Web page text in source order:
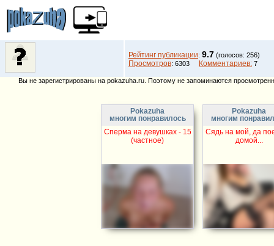
Рейтинг публикации: 9.7 (голосов: 256)
Просмотров: 6303 Комментариев: 7
Вы не зарегистрированы на pokazuha.ru. Поэтому не запоминаются
Pokazuha
многим понравилось
Сперма на девушках - 15
(частное)
Pokazuha
многим
Сядь на мой, да
домой...